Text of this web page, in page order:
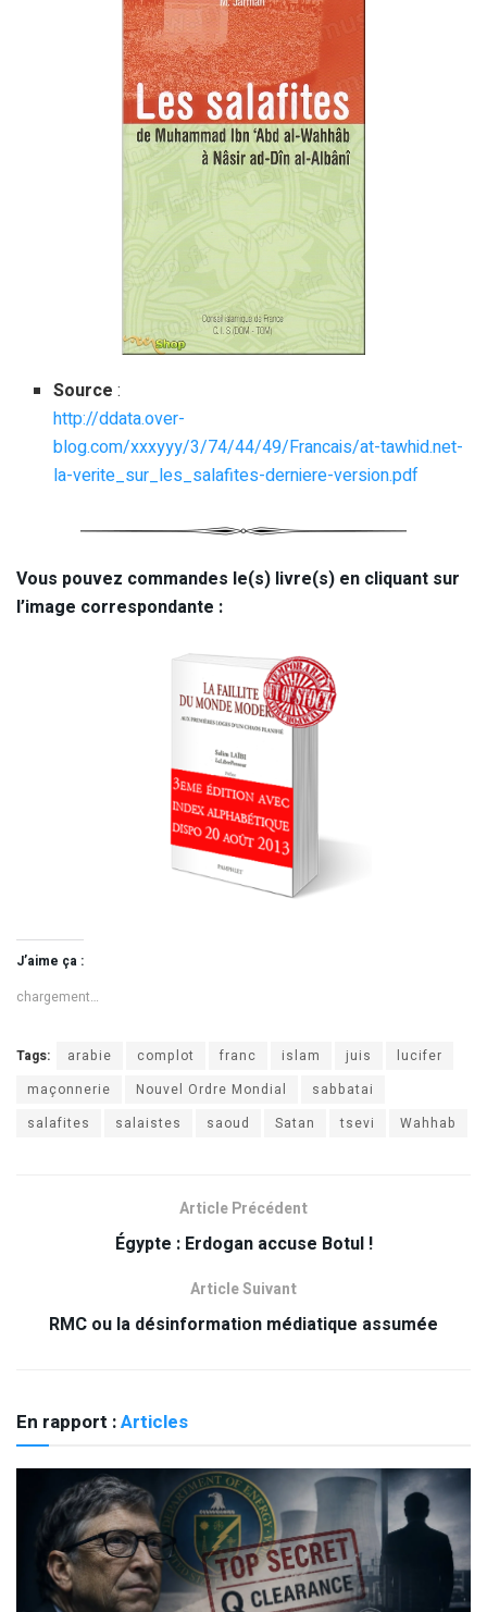
Source :
http://ddata.over-
blog.com/xxxyyy/3/74/44/49/Francais/at-tawhid.net-
la-verite_sur_les_salafites-derniere-version.pdf
Vous pouvez commandes le(s) livre(s) en cliquant sur
l’image correspondante :
J’aime ça :
chargement…
Tags: arabie complot franc islam juis
lucifer
maçonnerie
Nouvel Ordre Mondial
sabbatai
salafites
salaistes saoud Satan tsevi Wahhab
Article Précédent
Égypte : Erdogan accuse Botul !
Article Suivant
RMC ou la désinformation médiatique assumée
En rapport :Articles